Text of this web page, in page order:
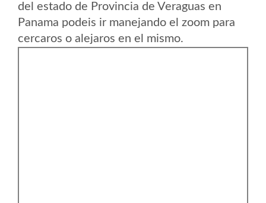
del estado de Provincia de Veraguas en
Panama podeis ir manejando el zoom para
cercaros o alejaros en el mismo.